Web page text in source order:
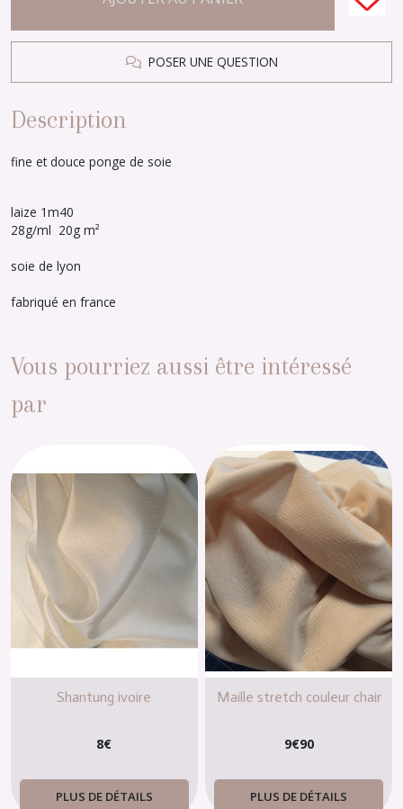
POSER UNE QUESTION
Description
fine et douce ponge de soie
laize 1m40
28g/ml 20g m²
soie de lyon
fabriqué en france
Vous pourriez aussi être intéressé
par
Shantung ivoire
8€
PLUS DE DÉTAILS
Maille stretch couleur chair
9€90
PLUS DE DÉTAILS